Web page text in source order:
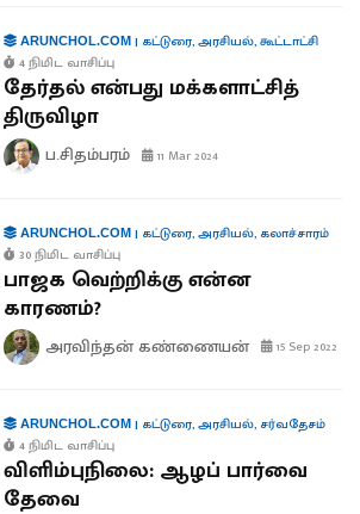
ARUNCHOL.COM| கட்டுரை,அரசியல்,கூட்டாட்சி
4 நிமிட வாசிப்பு
தேர்தல் என்பது மக்களாட்சித்
திருவிழா
ப.சிதம்பரம் 11 Mar 2024
ARUNCHOL.COM| கட்டுரை,அரசியல், கலாச்சாரம்
30 நிமிட வாசிப்பு
பாஜக வெற்றிக்கு என்ன
காரணம்?
அரவிந்தன் கண்ணையன் 15 Sep 2022
ARUNCHOL.COM| கட்டுரை,அரசியல், சர்வதேசம்
4 நிமிட வாசிப்பு
விளிம்புநிலை: ஆழப் பார்வை
தேவை